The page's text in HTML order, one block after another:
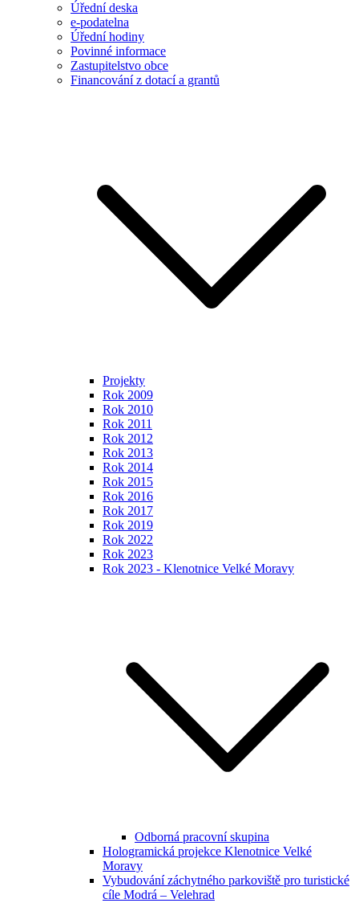
Úřední deska
e-podatelna
Úřední hodiny
Povinné informace
Zastupitelstvo obce
Financování z dotací a grantů
Projekty
Rok 2009
Rok 2010
Rok 2011
Rok 2012
Rok 2013
Rok 2014
Rok 2015
Rok 2016
Rok 2017
Rok 2019
Rok 2022
Rok 2023
Rok 2023 - Klenotnice Velké Moravy
Odborná pracovní skupina
Hologramická projekce Klenotnice Velké
Moravy
Vybudování záchytného parkoviště pro turistické
cíle Modrá – Velehrad